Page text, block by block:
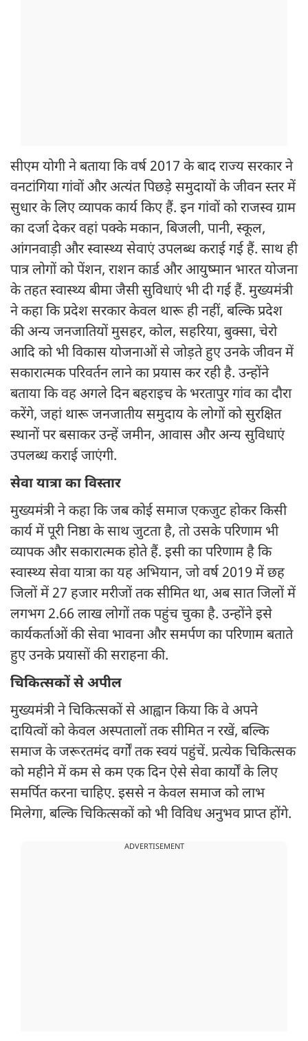
सीएम योगी ने बताया कि वर्ष 2017 के बाद राज्य सरकार ने
वनटांगिया गांवों और अत्यंत पिछड़े समुदायों के जीवन स्तर में
सुधार के लिए व्यापक कार्य किए हैं. इन गांवों को राजस्व ग्राम
का दर्जा देकर वहां पक्के मकान, बिजली, पानी, स्कूल,
आंगनवाड़ी और स्वास्थ्य सेवाएं उपलब्ध कराई गई हैं. साथ ही
पात्र लोगों को पेंशन, राशन कार्ड और आयुष्मान भारत योजना
के तहत स्वास्थ्य बीमा जैसी सुविधाएं भी दी गई हैं. मुख्यमंत्री
ने कहा कि प्रदेश सरकार केवल थारू ही नहीं, बल्कि प्रदेश
की अन्य जनजातियों मुसहर, कोल, सहरिया, बुक्सा, चेरो
आदि को भी विकास योजनाओं से जोड़ते हुए उनके जीवन में
सकारात्मक परिवर्तन लाने का प्रयास कर रही है. उन्होंने
बताया कि वह अगले दिन बहराइच के भरतापुर गांव का दौरा
करेंगे, जहां थारू जनजातीय समुदाय के लोगों को सुरक्षित
स्थानों पर बसाकर उन्हें जमीन, आवास और अन्य सुविधाएं
उपलब्ध कराई जाएंगी.
सेवा यात्रा का विस्तार
मुख्यमंत्री ने कहा कि जब कोई समाज एकजुट होकर किसी
कार्य में पूरी निष्ठा के साथ जुटता है, तो उसके परिणाम भी
व्यापक और सकारात्मक होते हैं. इसी का परिणाम है कि
स्वास्थ्य सेवा यात्रा का यह अभियान, जो वर्ष 2019 में छह
जिलों में 27 हजार मरीजों तक सीमित था, अब सात जिलों में
लगभग 2.66 लाख लोगों तक पहुंच चुका है. उन्होंने इसे
कार्यकर्ताओं की सेवा भावना और समर्पण का परिणाम बताते
हुए उनके प्रयासों की सराहना की.
चिकित्सकों से अपील
मुख्यमंत्री ने चिकित्सकों से आह्वान किया कि वे अपने
दायित्वों को केवल अस्पतालों तक सीमित न रखें, बल्कि
समाज के जरूरतमंद वर्गों तक स्वयं पहुंचें. प्रत्येक चिकित्सक
को महीने में कम से कम एक दिन ऐसे सेवा कार्यों के लिए
समर्पित करना चाहिए. इससे न केवल समाज को लाभ
मिलेगा, बल्कि चिकित्सकों को भी विविध अनुभव प्राप्त होंगे.
ADVERTISEMENT